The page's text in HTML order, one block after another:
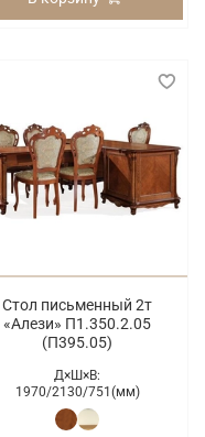
Стол письменный 2т
«Алези» П1.350.2.05
(П395.05)
Д×Ш×В:
1970/2130/751(мм)